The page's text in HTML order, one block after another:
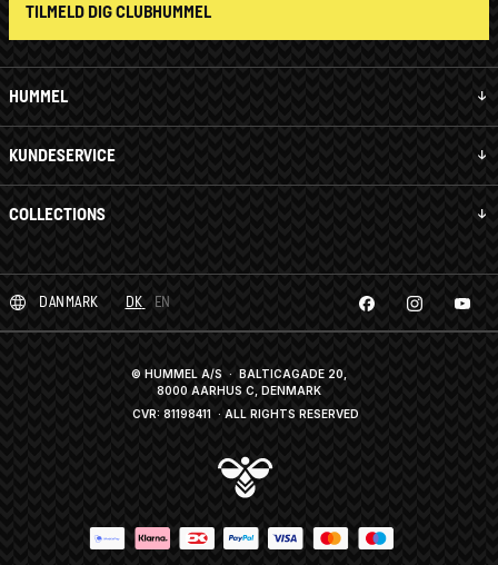
HUMMEL
KUNDESERVICE
COLLECTIONS
TILMELD DIG CLUBHUMMEL
DANMARK DK EN
© HUMMEL A/S · BALTICAGADE 20,
8000 AARHUS C, DENMARK
CVR: 81198411 · ALL RIGHTS RESERVED